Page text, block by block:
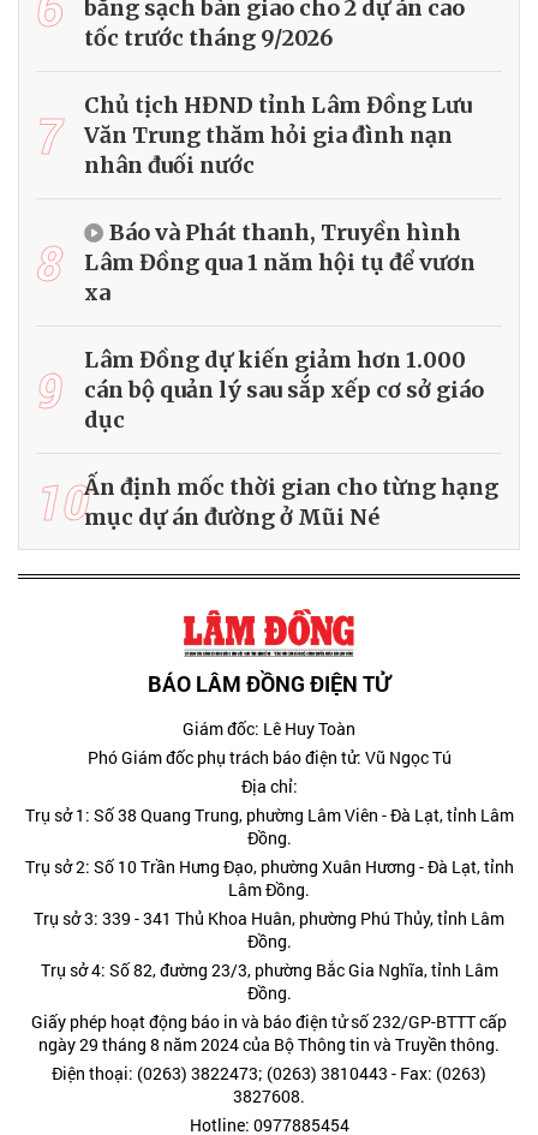
bằng sạch bàn giao cho 2 dự án cao
tốc trước tháng 9/2026
7
Chủ tịch HĐND tỉnh Lâm Đồng Lưu
Văn Trung thăm hỏi gia đình nạn
nhân đuối nước
8
Báo và Phát thanh, Truyền hình
Lâm Đồng qua 1 năm hội tụ để vươn
xa
9
Lâm Đồng dự kiến giảm hơn 1.000
cán bộ quản lý sau sắp xếp cơ sở giáo
dục
10Ấn định mốc thời gian cho từng hạng
mục dự án đường ở Mũi Né
BÁO LÂM ĐỒNG ĐIỆN TỬ
Giám đốc: Lê Huy Toàn
Phó Giám đốc phụ trách báo điện tử: Vũ Ngọc Tú
Địa chỉ:
Trụ sở 1: Số 38 Quang Trung, phường Lâm Viên - Đà Lạt, tỉnh Lâm
Đồng.
Trụ sở 2: Số 10 Trần Hưng Đạo, phường Xuân Hương - Đà Lạt, tỉnh
Lâm Đồng.
Trụ sở 3: 339 - 341 Thủ Khoa Huân, phường Phú Thủy, tỉnh Lâm
Đồng.
Trụ sở 4: Số 82, đường 23/3, phường Bắc Gia Nghĩa, tỉnh Lâm
Đồng.
Giấy phép hoạt động báo in và báo điện tử số 232/GP-BTTT cấp
ngày 29 tháng 8 năm 2024 của Bộ Thông tin và Truyền thông.
Điện thoại: (0263) 3822473; (0263) 3810443 - Fax: (0263)
3827608.
Hotline: 0977885454